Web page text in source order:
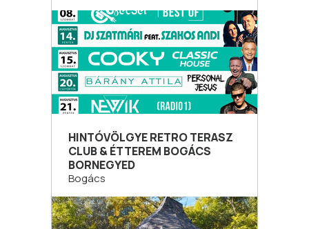
HINTÓVÖLGYE RETRO TERASZ
CLUB & ÉTTEREM BOGÁCS
BORNEGYED
Bogács